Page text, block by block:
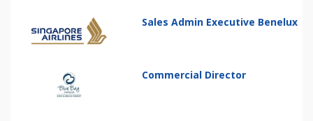
Sales Admin Executive Benelux
Commercial Director